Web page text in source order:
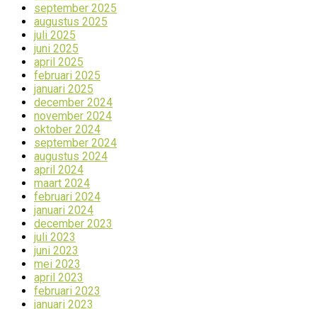
september 2025
augustus 2025
juli 2025
juni 2025
april 2025
februari 2025
januari 2025
december 2024
november 2024
oktober 2024
september 2024
augustus 2024
april 2024
maart 2024
februari 2024
januari 2024
december 2023
juli 2023
juni 2023
mei 2023
april 2023
februari 2023
januari 2023